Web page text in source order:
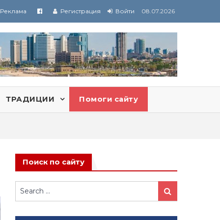
Реклама Регистрация Войти 08.07.2026
ТРАДИЦИИ Помоги сайту
Поиск по сайту
Search
for:
Search